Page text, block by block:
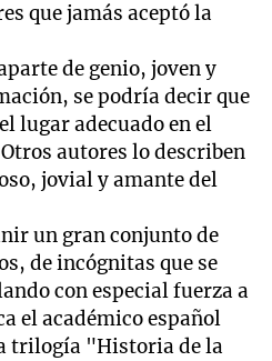
que jamás aceptó la
de genio, joven y
se podría decir que
lugar adecuado en el
autores lo describen
jovial y amante del
un gran conjunto de
de incógnitas que se
con especial fuerza a
el académico español
trilogía "Historia de la